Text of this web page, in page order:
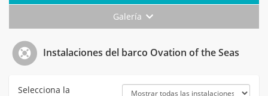
Galería
Instalaciones del barco Ovation of the Seas
Selecciona la